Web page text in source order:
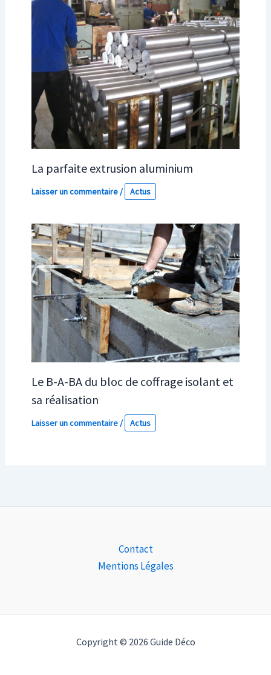
La parfaite extrusion aluminium
Laisser un commentaire / Actus
Le B-A-BA du bloc de coffrage isolant et
sa réalisation
Laisser un commentaire/ Actus
Contact
Mentions Légales
Copyright © 2026 Guide Déco